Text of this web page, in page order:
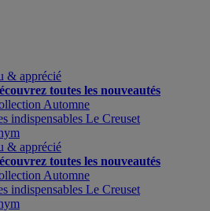
& apprécié
toutes les nouveautés
Automne
indispensables Le Creuset
& apprécié
toutes les nouveautés
Automne
indispensables Le Creuset